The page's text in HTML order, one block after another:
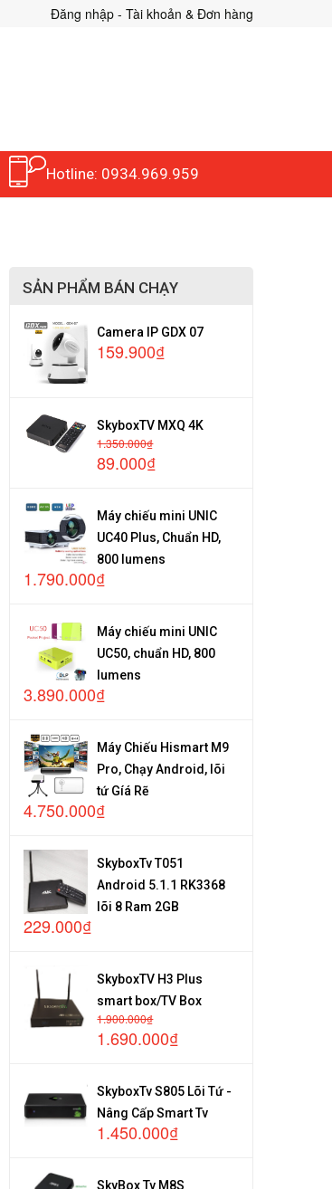
Đăng nhập - Tài khoản & Đơn hàng
Hotline: 0934.969.959
SẢN PHẨM BÁN CHẠY
Camera IP GDX 07
159.900₫
SkyboxTV MXQ 4K
1.350.000₫
89.000₫
Máy chiếu mini UNIC
UC40 Plus, Chuẩn HD,
800 lumens
1.790.000₫
Máy chiếu mini UNIC
UC50, chuẩn HD, 800
lumens
3.890.000₫
Máy Chiếu Hismart M9
Pro, Chạy Android, lõi
tứ Gíá Rẽ
4.750.000₫
SkyboxTv T051
Android 5.1.1 RK3368
lõi 8 Ram 2GB
229.000₫
SkyboxTV H3 Plus
smart box/TV Box
1.900.000₫
1.690.000₫
SkyboxTv S805 Lõi Tứ -
Nâng Cấp Smart Tv
1.450.000₫
SkyBox Tv M8S